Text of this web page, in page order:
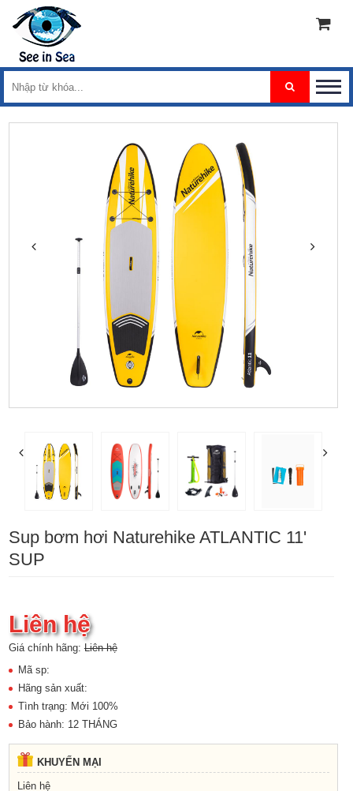
Sup bơm hơi Naturehike ATLANTIC 11'
SUP
Liên hệ
Giá chính hãng:Liên hệ
Mã sp:
Hãng sản xuất:
Tình trạng: Mới 100%
Bảo hành: 12 THÁNG
KHUYẾN MẠI
Liên hệ